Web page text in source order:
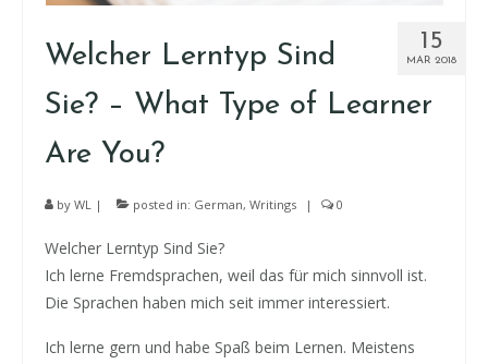
15
MAR 2018
Welcher Lerntyp Sind
Sie? – What Type of Learner
Are You?
by WL | posted in: German, Writings | 0
Welcher Lerntyp Sind Sie?
Ich lerne Fremdsprachen, weil das für mich sinnvoll ist.
Die Sprachen haben mich seit immer interessiert.
Ich lerne gern und habe Spaß beim Lernen. Meistens